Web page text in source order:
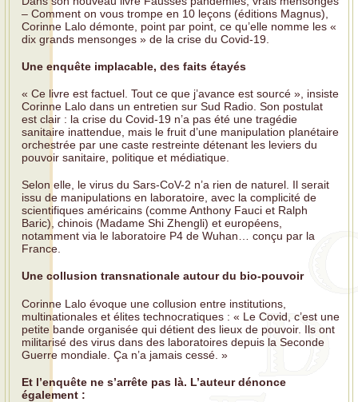
– Comment on vous trompe en 10 leçons (éditions Magnus),
Corinne Lalo démonte, point par point, ce qu’elle nomme les «
dix grands mensonges » de la crise du Covid-19.
Une enquête implacable, des faits étayés
« Ce livre est factuel. Tout ce que j’avance est sourcé », insiste
Corinne Lalo dans un entretien sur Sud Radio. Son postulat
est clair : la crise du Covid-19 n’a pas été une tragédie
sanitaire inattendue, mais le fruit d’une manipulation planétaire
orchestrée par une caste restreinte détenant les leviers du
pouvoir sanitaire, politique et médiatique.
Selon elle, le virus du Sars-CoV-2 n’a rien de naturel. Il serait
issu de manipulations en laboratoire, avec la complicité de
scientifiques américains (comme Anthony Fauci et Ralph
Baric), chinois (Madame Shi Zhengli) et européens,
notamment via le laboratoire P4 de Wuhan… conçu par la
France.
Une collusion transnationale autour du bio-pouvoir
Corinne Lalo évoque une collusion entre institutions,
multinationales et élites technocratiques : « Le Covid, c’est une
petite bande organisée qui détient des lieux de pouvoir. Ils ont
militarisé des virus dans des laboratoires depuis la Seconde
Guerre mondiale. Ça n’a jamais cessé. »
Et l’enquête ne s’arrête pas là. L’auteur dénonce
également :